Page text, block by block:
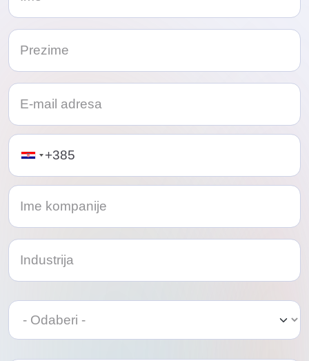
Telephone
Odaberi
Odaberi